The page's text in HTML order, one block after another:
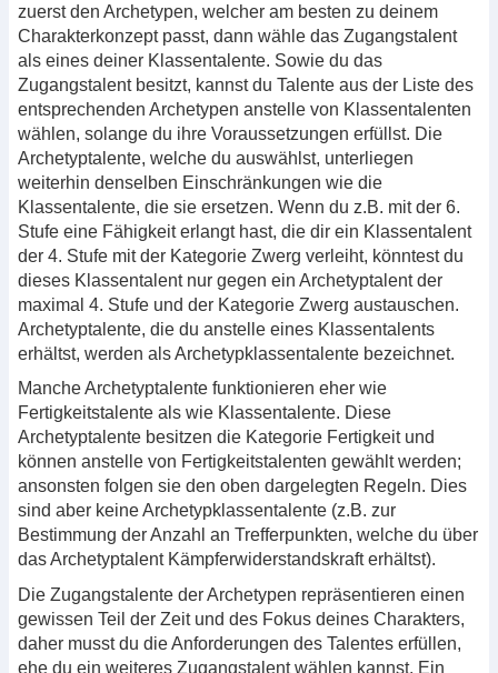
zuerst den Archetypen, welcher am besten zu deinem
Charakterkonzept passt, dann wähle das Zugangstalent
als eines deiner Klassentalente. Sowie du das
Zugangstalent besitzt, kannst du Talente aus der Liste des
entsprechenden Archetypen anstelle von Klassentalenten
wählen, solange du ihre Voraussetzungen erfüllst. Die
Archetyptalente, welche du auswählst, unterliegen
weiterhin denselben Einschränkungen wie die
Klassentalente, die sie ersetzen. Wenn du z.B. mit der 6.
Stufe eine Fähigkeit erlangt hast, die dir ein Klassentalent
der 4. Stufe mit der Kategorie Zwerg verleiht, könntest du
dieses Klassentalent nur gegen ein Archetyptalent der
maximal 4. Stufe und der Kategorie Zwerg austauschen.
Archetyptalente, die du anstelle eines Klassentalents
erhältst, werden als Archetypklassentalente bezeichnet.
Manche Archetyptalente funktionieren eher wie
Fertigkeitstalente als wie Klassentalente. Diese
Archetyptalente besitzen die Kategorie Fertigkeit und
können anstelle von Fertigkeitstalenten gewählt werden;
ansonsten folgen sie den oben dargelegten Regeln. Dies
sind aber keine Archetypklassentalente (z.B. zur
Bestimmung der Anzahl an Trefferpunkten, welche du über
das Archetyptalent Kämpferwiderstandskraft erhältst).
Die Zugangstalente der Archetypen repräsentieren einen
gewissen Teil der Zeit und des Fokus deines Charakters,
daher musst du die Anforderungen des Talentes erfüllen,
ehe du ein weiteres Zugangstalent wählen kannst. Ein